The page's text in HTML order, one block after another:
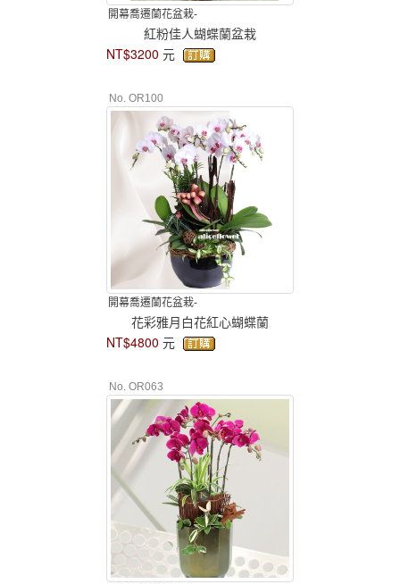
開幕喬遷蘭花盆栽-
紅粉佳人蝴蝶蘭盆栽
NT$3200 元
No. OR100
開幕喬遷蘭花盆栽-
花彩雅月白花紅心蝴蝶蘭
NT$4800 元
No. OR063